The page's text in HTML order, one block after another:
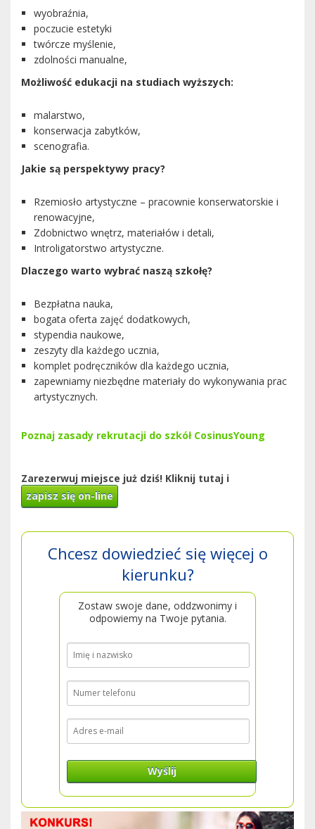
wyobraźnia,
poczucie estetyki
twórcze myślenie,
zdolności manualne,
Możliwość edukacji na studiach wyższych:
malarstwo,
konserwacja zabytków,
scenografia.
Jakie są perspektywy pracy?
Rzemiosło artystyczne – pracownie konserwatorskie i
renowacyjne,
Zdobnictwo wnętrz, materiałów i detali,
Introligatorstwo artystyczne.
Dlaczego warto wybrać naszą szkołę?
Bezpłatna nauka,
bogata oferta zajęć dodatkowych,
stypendia naukowe,
zeszyty dla każdego ucznia,
komplet podręczników dla każdego ucznia,
zapewniamy niezbędne materiały do wykonywania prac
artystycznych.
Poznaj zasady rekrutacji do szkół CosinusYoung
Zarezerwuj miejsce już dziś! Kliknij tutaj i
zapisz się on-line
Chcesz dowiedzieć się więcej o
kierunku?
Zostaw swoje dane, oddzwonimy i
odpowiemy na Twoje pytania.
Wyślij